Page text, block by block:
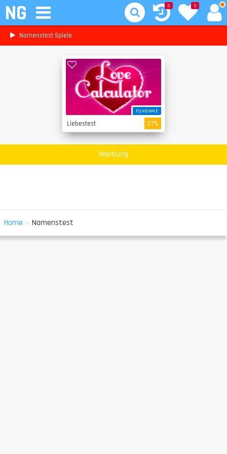
NG 0
0
Namenstest Spiele
FUNGAME
Liebestest 27%
Werbung
Home » Namenstest